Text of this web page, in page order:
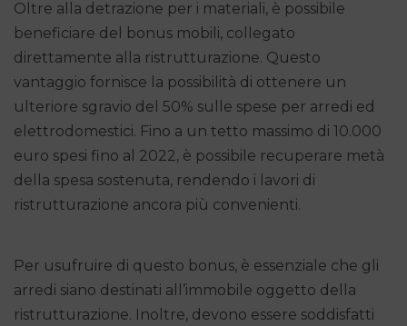
Oltre alla detrazione per i materiali, è possibile
beneficiare del bonus mobili, collegato
direttamente alla ristrutturazione. Questo
vantaggio fornisce la possibilità di ottenere un
ulteriore sgravio del 50% sulle spese per arredi ed
elettrodomestici. Fino a un tetto massimo di 10.000
euro spesi fino al 2022, è possibile recuperare metà
della spesa sostenuta, rendendo i lavori di
ristrutturazione ancora più convenienti.
Per usufruire di questo bonus, è essenziale che gli
arredi siano destinati all’immobile oggetto della
ristrutturazione. Inoltre, devono essere soddisfatti